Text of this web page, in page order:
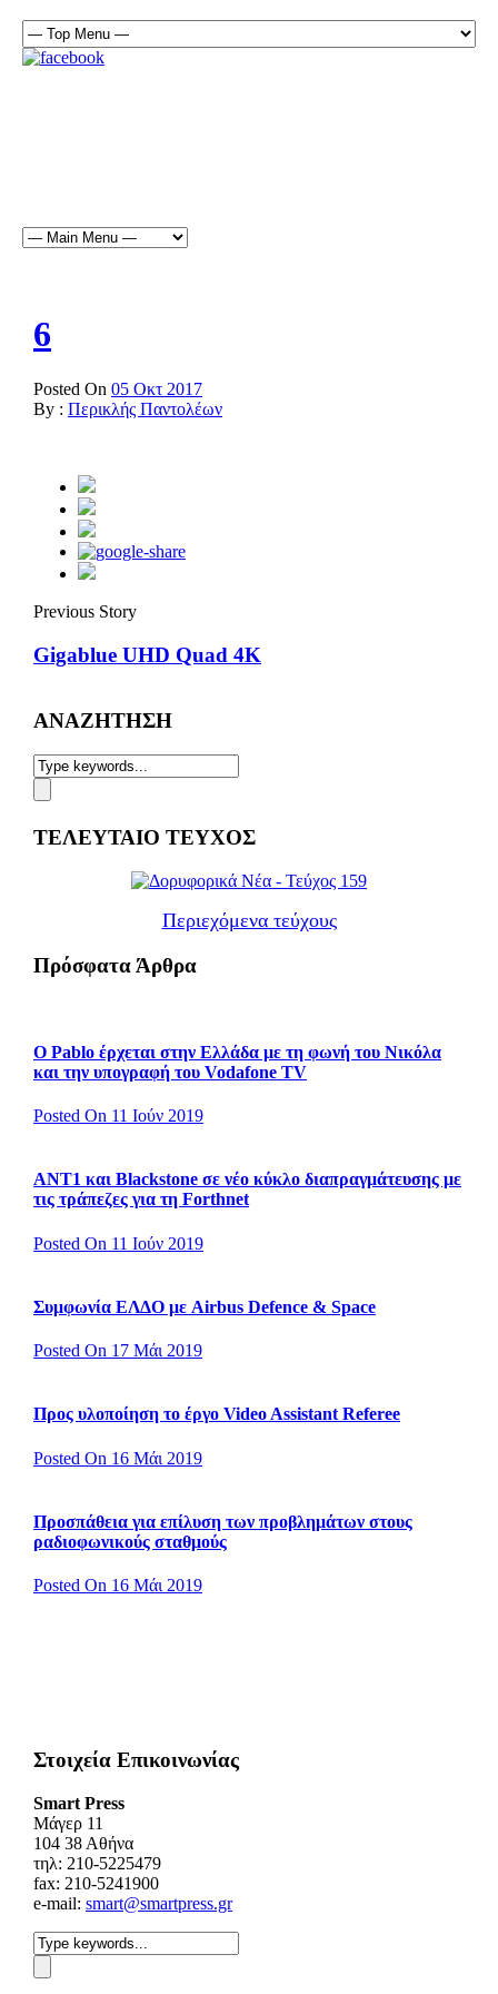
6
Posted On 05 Οκτ 2017
By : Περικλής Παντολέων
Previous Story
Gigablue UHD Quad 4K
ΑΝΑΖΗΤΗΣΗ
ΤΕΛΕΥΤΑΙΟ ΤΕΥΧΟΣ
Περιεχόμενα τεύχους
Πρόσφατα Άρθρα
Ο Pablo έρχεται στην Ελλάδα με τη φωνή του Νικόλα
και την υπογραφή του Vodafone TV
Posted On 11 Ιούν 2019
ΑΝΤ1 και Blackstone σε νέο κύκλο διαπραγμάτευσης με
τις τράπεζες για τη Forthnet
Posted On 11 Ιούν 2019
Συμφωνία ΕΛΔΟ με Airbus Defence & Space
Posted On 17 Μάι 2019
Προς υλοποίηση το έργο Video Assistant Referee
Posted On 16 Μάι 2019
Προσπάθεια για επίλυση των προβλημάτων στους
ραδιοφωνικούς σταθμούς
Posted On 16 Μάι 2019
Στοιχεία Επικοινωνίας
Smart Press
Mάγερ 11
104 38 Αθήνα
τηλ: 210-5225479
fax: 210-5241900
e-mail: smart@smartpress.gr